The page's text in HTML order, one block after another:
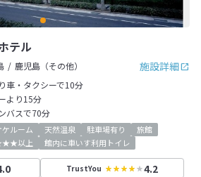
テル
施設詳細
鹿児島（その他）
車・タクシーで10分
より15分
バスで70分
ケルーム 天然温泉 駐車場有り
旅館
以上 館内に車いす利用トイレ
TrustYou 4.2